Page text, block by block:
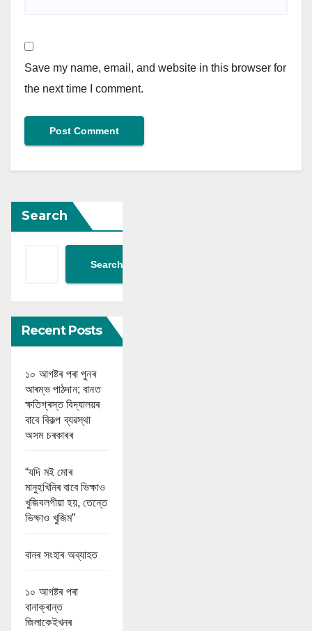
Save my name, email, and website in this browser for
the next time I comment.
Search
Search
Recent Posts
১০ আগষ্টৰ পৰা পুনৰ
আৰম্ভ পাঠদান; বানত
ক্ষতিগ্ৰস্ত বিদ্যালয়ৰ
বাবে বিকল্প ব্যৱস্থা
অসম চৰকাৰৰ
“যদি মই মোৰ
মানুহখিনিৰ বাবে ভিক্ষাও
খুজিবলগীয়া হয়, তেন্তে
ভিক্ষাও খুজিম”
বানৰ সংহাৰ অব্যাহত
১০ আগষ্টৰ পৰা
বানাক্ৰান্ত
জিলাকেইখনৰ